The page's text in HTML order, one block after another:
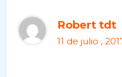
Robert tdt
11 de julio ,